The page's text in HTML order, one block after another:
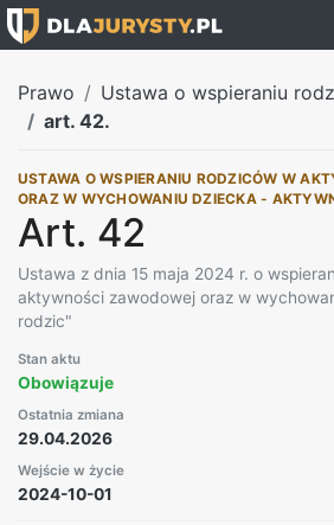
Prawo
Ustawa o wspieraniu
art. 42.
USTAWA O WSPIERANIU RODZICÓW W
ORAZ W WYCHOWANIU DZIECKA -
Art. 42
Ustawa z dnia 15 maja 2024 r. o
aktywności zawodowej oraz w
rodzic"
Stan aktu
Obowiązuje
Ostatnia zmiana
29.04.2026
Wejście w życie
2024-10-01